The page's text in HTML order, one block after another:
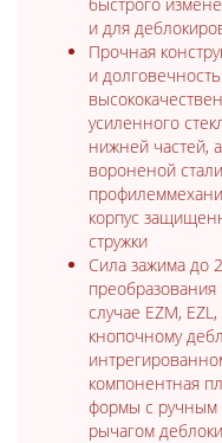
и для
Прочная
и
усиленного
нижней частей,
вороненой
корпус
стружки
Сила зажима до
случае EZM,
кнопочному
компонентная
формы с ручным
рычагом